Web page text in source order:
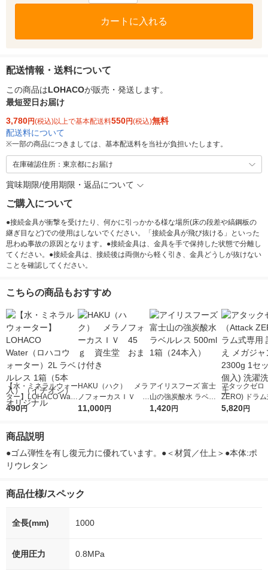
カートに入れる
配送情報・送料について
この商品はLOHACOが販売・発送します。
最短翌日お届け
3,780円(税込)以上で基本配送料550円(税込)無料
配送料について
※一部の商品につきましては、基本配送料を当社が負担いたします。
在庫確認住所：東京都にお届け
賞味期限/使用期限・返品について
ご購入について
●接続金具が衝撃を受けたり、何かに引っかかる様な場所(床の段差や縞鋼板の
継ぎ目など)での使用はしないでください。「接続金具が飛び抜ける」といった
思わぬ事故の原因となります。●接続金具は、金具を手で保持した状態で分離し
てください。●接続金具は、接続後は両側から軽く引き、金具どうしが抜けない
ことを確認してください。
こちらの商品もおすすめ
【水・ミネラルウォー
ター】LOHACO Wate
r（ロハコウォータ
シ） オリジナル
490円
HAKU（ハク） メラ
ノフォーカスＩＶ 4
5ｇ 資生堂 おまけ
11,000円
アイリスフーズ 富士
山の強炭酸水 ラベル
レス 500ml 1箱（24
1,420円
アタックゼロ
ZERO) ドラ
詰め替え メガ
5,820円
商品説明
●ゴム弾性を有し復元力に優れています。●＜材質／仕上＞●本体:ポ
リウレタン
商品仕様/スペック
全長(mm) 1000
使用圧力 0.8MPa